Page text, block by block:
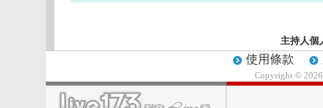
主持人個
使用條款
Copyright ©